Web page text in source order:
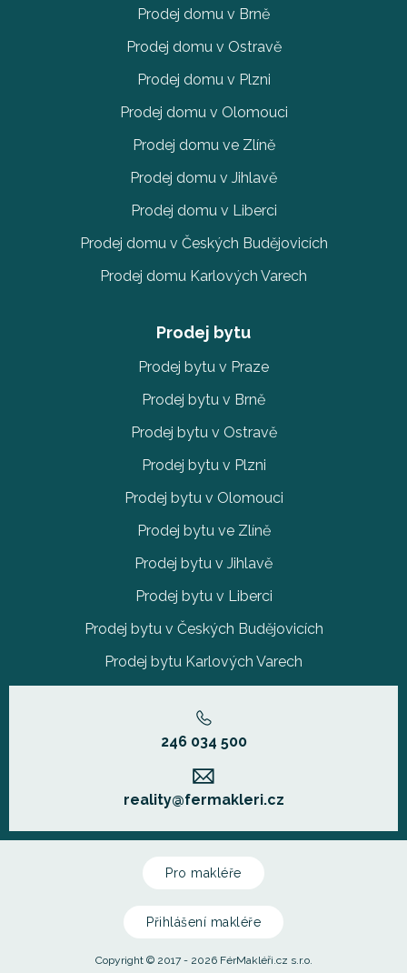
Prodej domu v Brně
Prodej domu v Ostravě
Prodej domu v Plzni
Prodej domu v Olomouci
Prodej domu ve Zlíně
Prodej domu v Jihlavě
Prodej domu v Liberci
Prodej domu v Českých Budějovicích
Prodej domu Karlových Varech
Prodej bytu
Prodej bytu v Praze
Prodej bytu v Brně
Prodej bytu v Ostravě
Prodej bytu v Plzni
Prodej bytu v Olomouci
Prodej bytu ve Zlíně
Prodej bytu v Jihlavě
Prodej bytu v Liberci
Prodej bytu v Českých Budějovicích
Prodej bytu Karlových Varech
246 034 500
reality@fermakleri.cz
Pro makléře
Přihlášení makléře
Copyright © 2017 - 2026 FérMakléři.cz s.r.o.